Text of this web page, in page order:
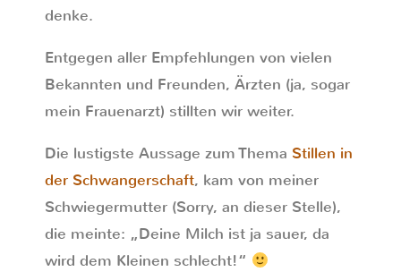
denke.
Entgegen aller Empfehlungen von vielen
Bekannten und Freunden, Ärzten (ja, sogar
mein Frauenarzt) stillten wir weiter.
Die lustigste Aussage zum Thema Stillen in
der Schwangerschaft, kam von meiner
Schwiegermutter (Sorry, an dieser Stelle),
die meinte: „Deine Milch ist ja sauer, da
wird dem Kleinen schlecht!“